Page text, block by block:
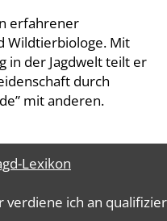
erfahrener
Wildtierbiologe. Mit
in der Jagdwelt teilt er
durch
mit anderen.
Lexikon
verdiene ich an